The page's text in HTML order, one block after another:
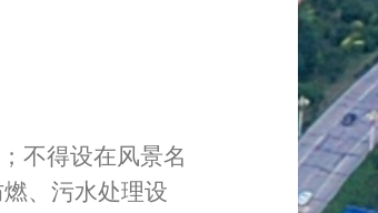
不得设在风景名
、污水处理设